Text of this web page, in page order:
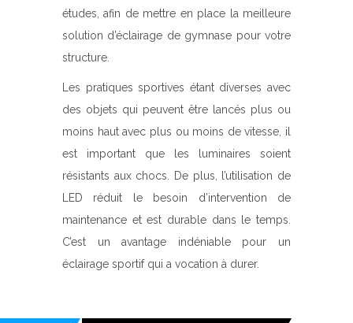
études, afin de mettre en place la meilleure
solution d’éclairage de gymnase pour votre
structure.
Les pratiques sportives étant diverses avec
des objets qui peuvent être lancés plus ou
moins haut avec plus ou moins de vitesse, il
est important que les luminaires soient
résistants aux chocs. De plus, l’utilisation de
LED réduit le besoin d’intervention de
maintenance et est durable dans le temps.
C’est un avantage indéniable pour un
éclairage sportif qui a vocation à durer.